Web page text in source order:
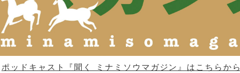
ポッドキャスト『聞く ミナミソウマガジン』はこちらから